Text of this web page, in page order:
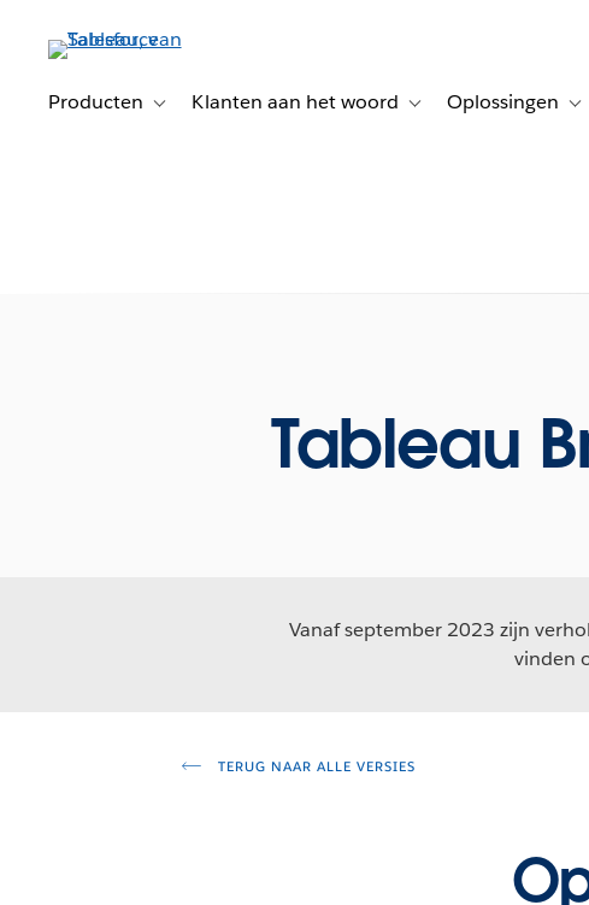
Producten
Toggle sub-navigation for Producten
Klanten aan het woord Toggle sub-navigation
Oplossingen
Tableau
Vanaf september 2023 zijn
vinden
TERUG NAAR ALLE VERSIES